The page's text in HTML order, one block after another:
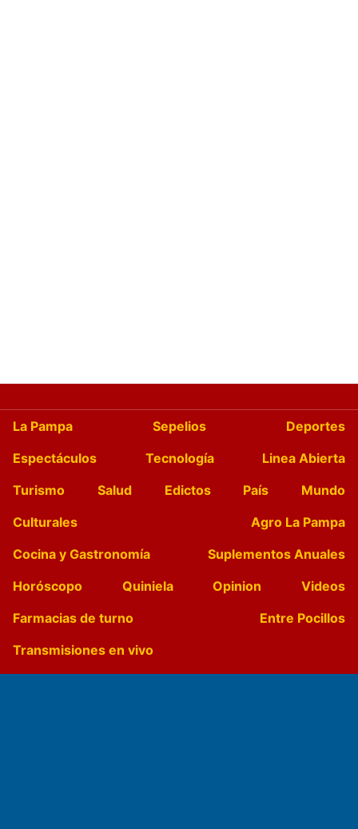
La Pampa Sepelios
Deportes
Espectáculos
Tecnología
Linea Abierta
Turismo
Salud Edictos País
Mundo
Culturales
Agro La Pampa
Cocina y Gastronomía
Suplementos Anuales
Horóscopo
Quiniela Opinion
Videos
Farmacias de turno
Entre Pocillos
Transmisiones en vivo